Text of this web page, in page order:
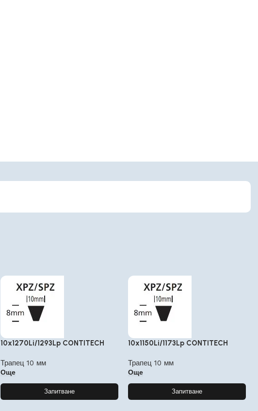
10x1270Li/1293Lp CONTITECH
Трапец 10 мм
Още
Запитване
10x1150Li/1173Lp CONTITECH
Трапец 10 мм
Още
Запитване